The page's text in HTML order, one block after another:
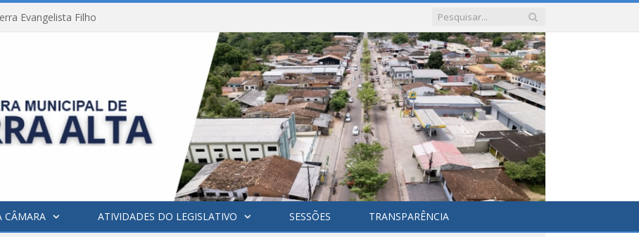
Evangelista Filho
CÂMARA ATIVIDADES DO LEGISLATIVO SESSÕES TRANSPARÊNCIA